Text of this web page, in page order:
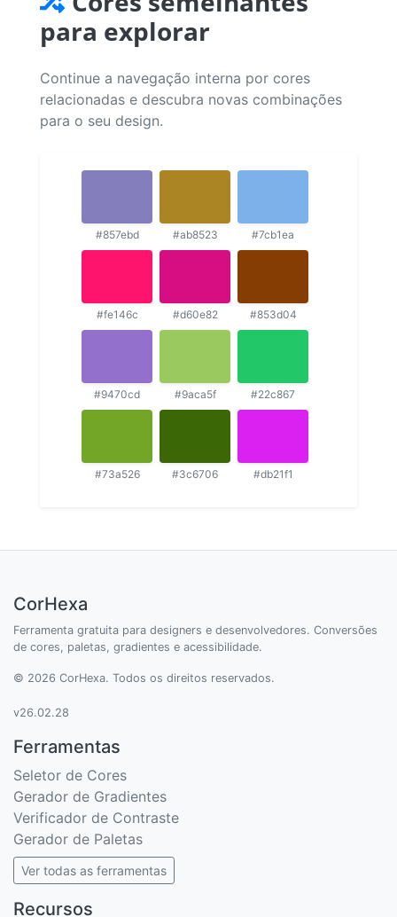
para explorar
Continue a navegação interna por cores
relacionadas e descubra novas combinações
para o seu design.
#857ebd #ab8523 #7cb1ea
#fe146c #d60e82 #853d04
#9470cd #9aca5f #22c867
#73a526 #3c6706 #db21f1
CorHexa
Ferramenta gratuita para designers e desenvolvedores. Conversões
de cores, paletas, gradientes e acessibilidade.
© 2026 CorHexa. Todos os direitos reservados.
v26.02.28
Ferramentas
Seletor de Cores
Gerador de Gradientes
Verificador de Contraste
Gerador de Paletas
Ver todas as ferramentas
Recursos